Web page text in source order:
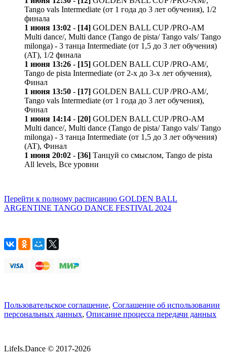
Tango vals Intermediate (от 1 года до 3 лет обучения), 1/2
финала
1 июня 13:02 - [14] GOLDEN BALL CUP /PRO-AM
Multi dance/, Multi dance (Tango de pista/ Tango vals/ Tango
milonga) - 3 танца Intermediate (от 1,5 до 3 лет обучения)
(AT), 1/2 финала
1 июня 13:26 - [15] GOLDEN BALL CUP /PRO-AM/,
Tango de pista Intermediate (от 2-х до 3-х лет обучения),
Финал
1 июня 13:50 - [17] GOLDEN BALL CUP /PRO-AM/,
Tango vals Intermediate (от 1 года до 3 лет обучения),
Финал
1 июня 14:14 - [20] GOLDEN BALL CUP /PRO-AM
Multi dance/, Multi dance (Tango de pista/ Tango vals/ Tango
milonga) - 3 танца Intermediate (от 1,5 до 3 лет обучения)
(AT), Финал
1 июня 20:02 - [36] Танцуй со смыслом, Tango de pista
All levels, Все уровни
Перейти к полному расписанию GOLDEN BALL
ARGENTINE TANGO DANCE FESTIVAL 2024
Пользовательское соглашение, Соглашение об использовании
персональных данных, Описание процесса передачи данных
LifeIs.Dance © 2017-2026